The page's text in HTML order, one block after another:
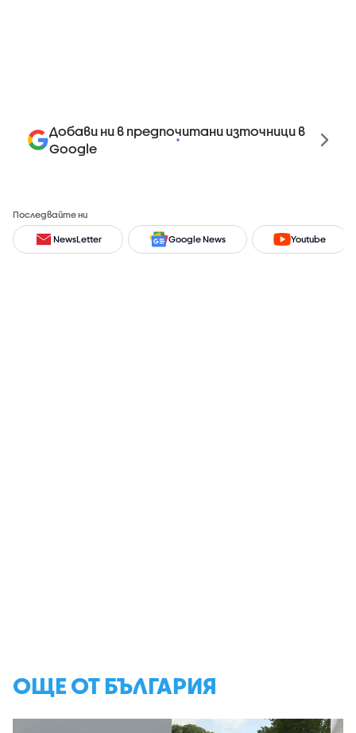
Добави ни в предпочитани източници в
Google
Последвайте ни
NewsLetter Google News Youtube
ОЩЕ ОТ БЪЛГАРИЯ